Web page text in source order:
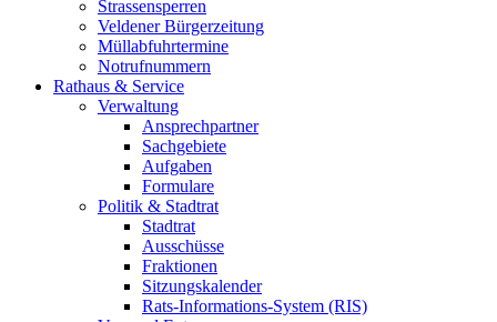
Strassensperren
Veldener Bürgerzeitung
Müllabfuhrtermine
Notrufnummern
Rathaus & Service
Verwaltung
Ansprechpartner
Sachgebiete
Aufgaben
Formulare
Politik & Stadtrat
Stadtrat
Ausschüsse
Fraktionen
Sitzungskalender
Rats-Informations-System (RIS)